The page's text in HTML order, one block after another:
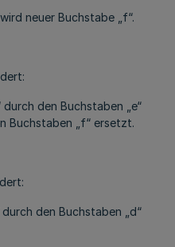
neuer Buchstabe „f“.
den Buchstaben „e“
Buchstaben „f“ ersetzt.
den Buchstaben „d“